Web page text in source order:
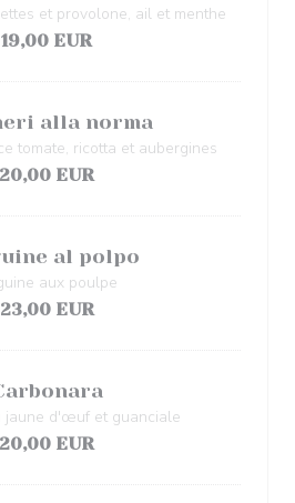
et provolone, ail et menthe
19,00 EUR
alla norma
tomate, ricotta et aubergines
20,00 EUR
al polpo
aux poulpe
23,00 EUR
jaune d'œuf et guanciale
20,00 EUR